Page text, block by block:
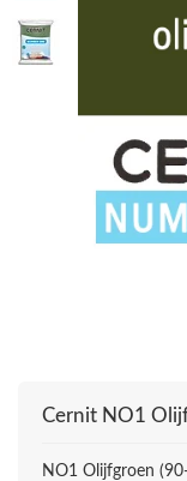
Cernit NO1
NO1 Olijfgroen